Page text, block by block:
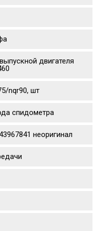
двигателя
nqr90, шт
спидометра
неоригинал